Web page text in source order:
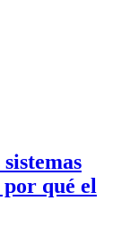
qué el